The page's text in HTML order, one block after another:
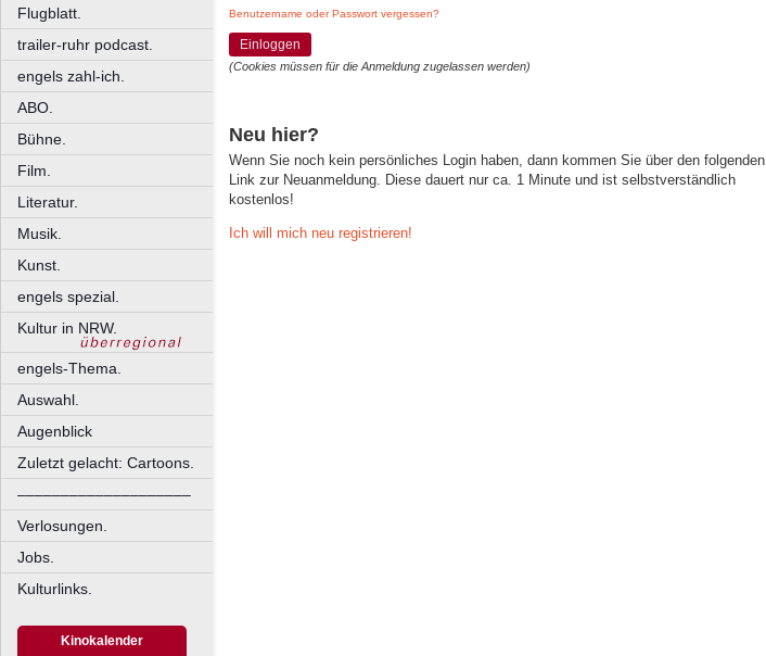
Flugblatt.
trailer-ruhr podcast.
engels zahl-ich.
ABO.
Bühne.
Film.
Literatur.
Musik.
Kunst.
engels spezial.
Kultur in NRW.
engels-Thema.
Auswahl.
Augenblick
Zuletzt gelacht: Cartoons.
––––––––––––––––––––
Verlosungen.
Jobs.
Kulturlinks.
Kinokalender
Benutzername oder Passwort vergessen?
Einloggen
(Cookies müssen für die Anmeldung zugelassen werden)
Neu hier?
Wenn Sie noch kein persönliches Login haben, dann kommen Sie über den folgenden
Link zur Neuanmeldung. Diese dauert nur ca. 1 Minute und ist selbstverständlich
kostenlos!
Ich will mich neu registrieren!